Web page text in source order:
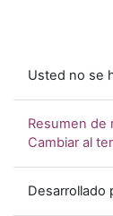
Usted no se
Resumen de
Cambiar al
Desarrollado